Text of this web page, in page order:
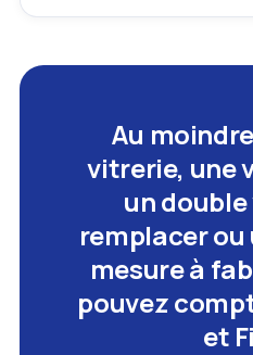
Au
vitrerie, une
un
remplacer
mesure à
pouvez
et